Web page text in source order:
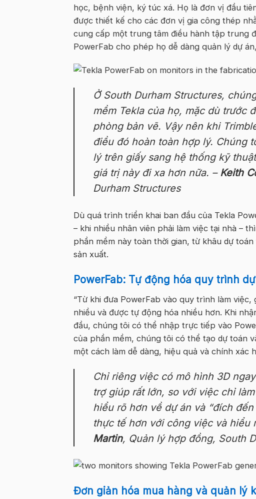
học, bệnh viện, ký túc xá. Họ là đơn vị đầu
được thiết kế cho các đơn vị gia công thép
cung cấp một trung tâm điều hành tập trung
PowerFab cho phép họ dễ dàng quản lý dự
Ở South Durham Structures,
mềm Tekla của họ, mặc dù trước
phòng bản vẽ. Vậy nên khi
điều đó hoàn toàn hợp lý. Chúng
lý trên giấy sang hệ thống kỹ
giá trị này đi xa hơn nữa. – Keith
Durham Structures
Dù quá trình triển khai ban đầu của Tekla
– khi nhiều nhân viên phải làm việc tại nhà –
phần mềm này toàn thời gian, từ khâu dự
sản xuất.
PowerFab: Tự động hóa quy trình
“Từ khi đưa PowerFab vào quy trình làm
nhiều và được tự động hóa nhiều hơn. Khi
đầu, chúng tôi có thể nhập trực tiếp vào
của phần mềm, chúng tôi có thể tạo dự toán
một cách làm dễ dàng, hiệu quả và chính xác
Chỉ riêng việc có mô hình 3D
trợ giúp rất lớn, so với việc chỉ
hiểu rõ hơn về dự án và “đích
thực tế hơn với công việc và hiểu
Martin, Quản lý hợp đồng, South
Đơn giản hóa mua hàng và quản lý